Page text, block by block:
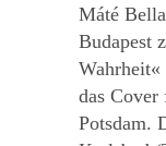
Máté
Budapest
Wahrheit«
das
Potsdam.